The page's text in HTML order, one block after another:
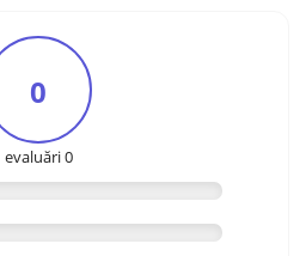
0
evaluări 0